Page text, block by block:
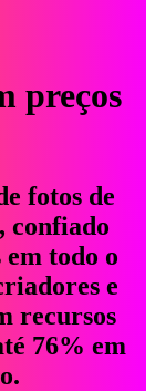
preços
fotos de
confiado
todo o
e
recursos
76% em